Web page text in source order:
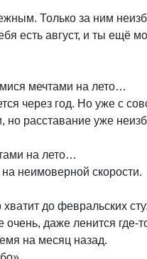
Только за ним
есть август, и ты ещё
мечтами на лето…
через год. Но уже с
но расставание уже
на лето…
неимоверной скорости.
до февральских
даже ленится где-
на месяц назад.